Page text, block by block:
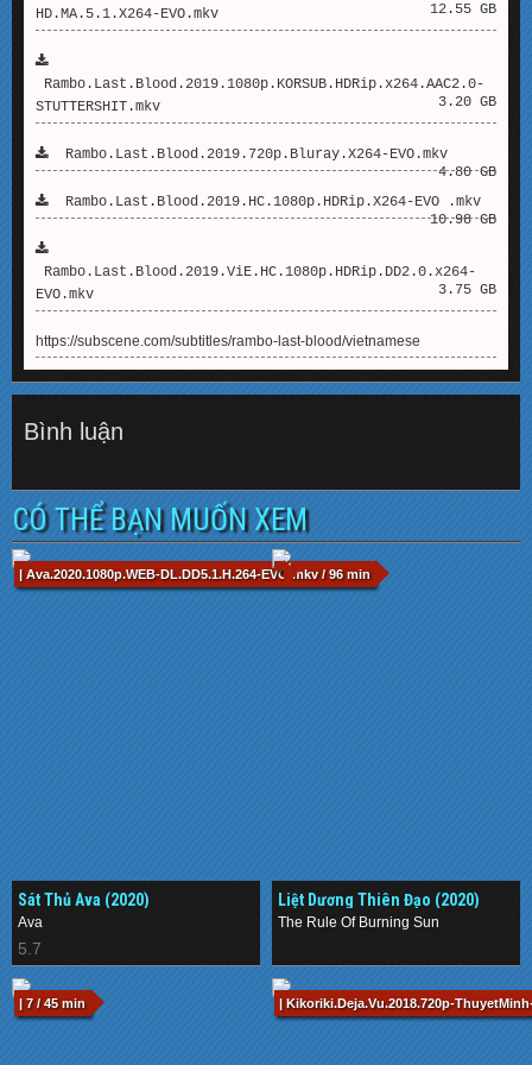
HD.MA.5.1.X264-EVO.mkv
12.55 GB
Rambo.Last.Blood.2019.1080p.KORSUB.HDRip.x264.AAC2.0-
STUTTERSHIT.mkv
3.20 GB
Rambo.Last.Blood.2019.720p.Bluray.X264-EVO.mkv
4.80 GB
Rambo.Last.Blood.2019.HC.1080p.HDRip.X264-EVO .mkv
10.98 GB
Rambo.Last.Blood.2019.ViE.HC.1080p.HDRip.DD2.0.x264-
EVO.mkv
3.75 GB
https://subscene.com/subtitles/rambo-last-blood/vietnamese
Bình luận
CÓ THỂ BẠN MUỐN XEM
| Ava.2020.1080p.WEB-DL.DD5.1.H.264-EVO.mkv / 96 min
Sát Thủ Ava (2020)
Ava
5.7
Liệt Dương Thiên Đạo (2020)
The Rule Of Burning Sun
| 7 / 45 min | Kikoriki.Deja.Vu.2018.720p-